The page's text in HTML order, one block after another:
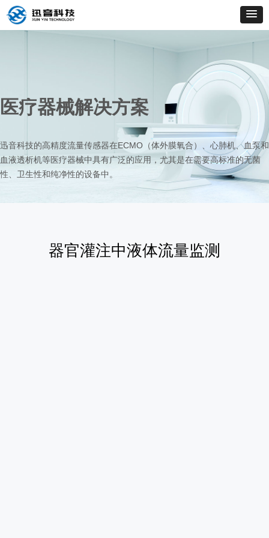
器官灌注中液体流量监测
医疗器械解决方案
迅音科技的高精度流量传感器在ECMO（体外膜氧合）、心肺机、血泵和
血液透析机等医疗器械中具有广泛的应用，尤其是在需要高标准的无菌
性、卫生性和纯净性的设备中。